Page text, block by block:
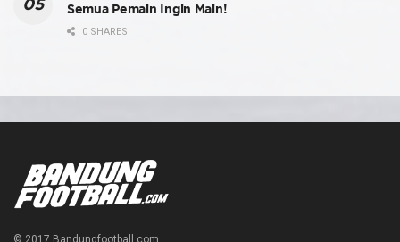
Semua Pemain Ingin Main!
0 SHARES
© 2017 Bandungfootball.com